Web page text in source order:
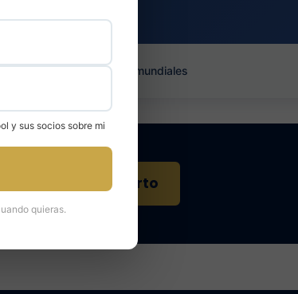
en universidades mundiales
Hable con un experto
y sus socios sobre mi
quieras.